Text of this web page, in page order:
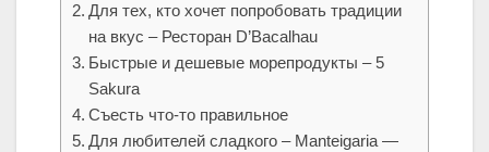
Для тех, кто хочет попробовать традиции
на вкус – Ресторан D’Bacalhau
Быстрые и дешевые морепродукты – 5
Sakura
Съесть что-то правильное
Для любителей сладкого – Manteigaria —